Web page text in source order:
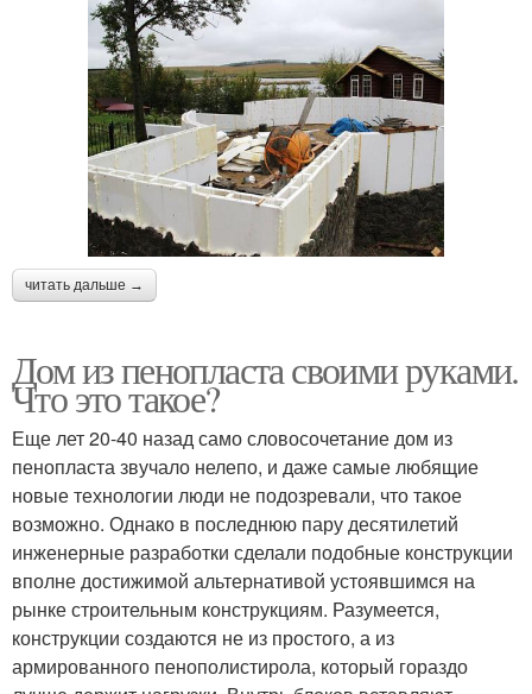
читать дальше →
Дом из пенопласта своими руками.
Что это такое?
Еще лет 20-40 назад само словосочетание дом из
пенопласта звучало нелепо, и даже самые любящие
новые технологии люди не подозревали, что такое
возможно. Однако в последнюю пару десятилетий
инженерные разработки сделали подобные конструкции
вполне достижимой альтернативой устоявшимся на
рынке строительным конструкциям. Разумеется,
конструкции создаются не из простого, а из
армированного пенополистирола, который гораздо